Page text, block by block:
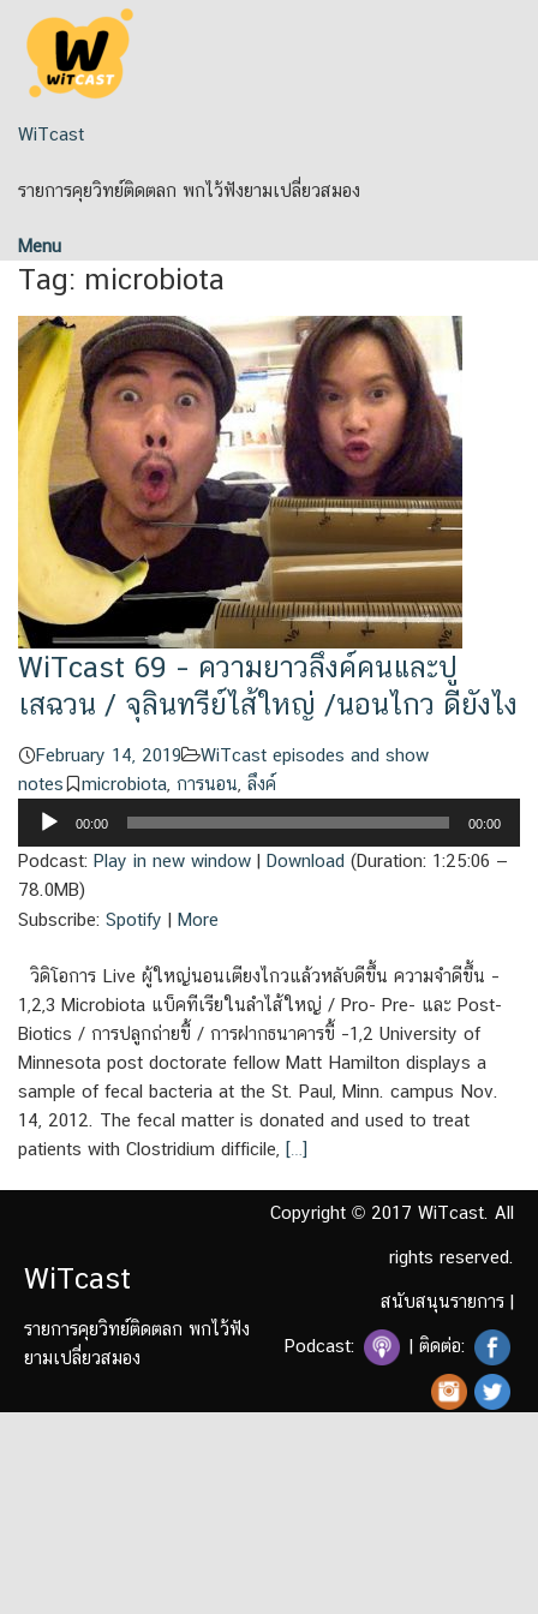
content
WiTcast
รายการคุยวิทย์ติดตลก พกไว้ฟังยามเปลี่ยวสมอง
Menu
Tag: microbiota
WiTcast 69 – ความยาวลึงค์คนและปู
เสฉวน / จุลินทรีย์ไส้ใหญ่ /นอนไกว ดียังไง
February 14, 2019
WiTcast episodes and show
notes
microbiota การนอน ลึงค์
Audio
00:00 00:00
Podcast: Play in new window | Download (Duration: 1:25:06 —
78.0MB)
Subscribe: Spotify | More
วิดิโอการ Live ผู้ใหญ่นอนเตียงไกวแล้วหลับดีขึ้น ความจำดีขึ้น –
1,2,3 Microbiota แบ็คทีเรียในลำไส้ใหญ่ / Pro- Pre- และ Post-
Biotics / การปลูกถ่ายขี้ / การฝากธนาคารขี้ –1,2 University of
Minnesota post doctorate fellow Matt Hamilton displays a
sample of fecal bacteria at the St. Paul, Minn. campus Nov.
14, 2012. The fecal matter is donated and used to treat
patients with Clostridium difficile,
[…]
WiTcast
รายการคุยวิทย์ติดตลก พกไว้ฟัง
ยามเปลี่ยวสมอง
Copyright © 2017 WiTcast. All
rights reserved.
สนับสนุนรายการ |
Podcast: | ติดต่อ: